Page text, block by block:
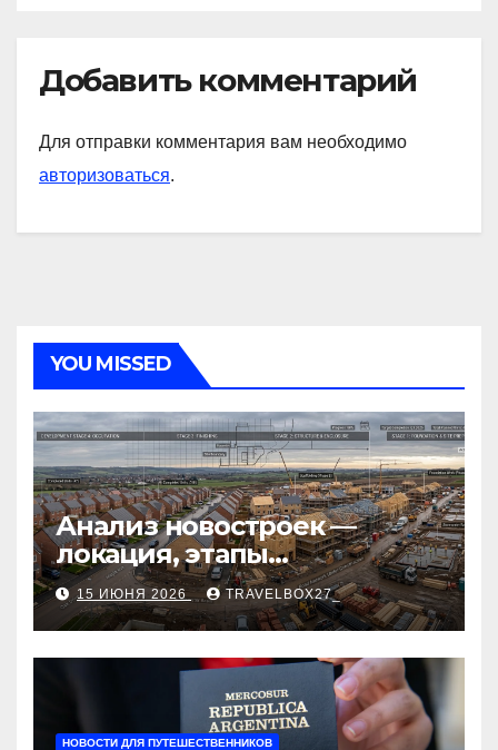
Добавить комментарий
Для отправки комментария вам необходимо
авторизоваться.
YOU MISSED
Анализ новостроек —
локация, этапы
строительства, проверка
застройщика, сценарии
оформления сделки и
рыночные ориентиры
15 ИЮНЯ 2026 TRAVELBOX27_
НОВОСТИ ДЛЯ ПУТЕШЕСТВЕННИКОВ